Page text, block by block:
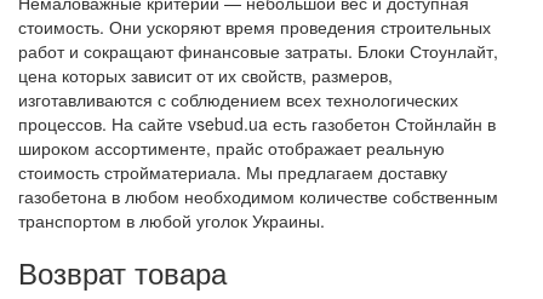
стоимость. Они ускоряют время проведения строительных
работ и сокращают финансовые затраты. Блоки Стоунлайт,
цена которых зависит от их свойств, размеров,
изготавливаются с соблюдением всех технологических
процессов. На сайте vsebud.ua есть газобетон Стойнлайн в
широком ассортименте, прайс отображает реальную
стоимость стройматериала. Мы предлагаем доставку
газобетона в любом необходимом количестве собственным
транспортом в любой уголок Украины.
Возврат товара